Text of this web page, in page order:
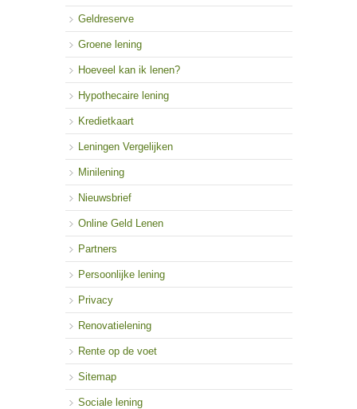
Geldreserve
Groene lening
Hoeveel kan ik lenen?
Hypothecaire lening
Kredietkaart
Leningen Vergelijken
Minilening
Nieuwsbrief
Online Geld Lenen
Partners
Persoonlijke lening
Privacy
Renovatielening
Rente op de voet
Sitemap
Sociale lening